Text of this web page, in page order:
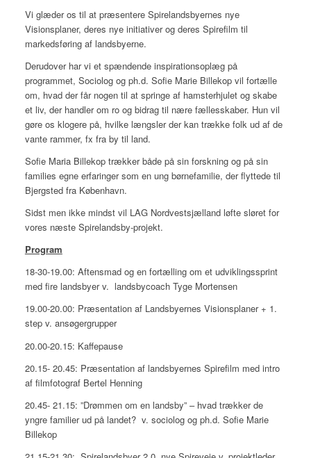
Vi glæder os til at præsentere Spirelandsbyernes nye
Visionsplaner, deres nye initiativer og deres Spirefilm til
markedsføring af landsbyerne.
Derudover har vi et spændende inspirationsoplæg på
programmet, Sociolog og ph.d. Sofie Marie Billekop vil fortælle
om, hvad der får nogen til at springe af hamsterhjulet og skabe
et liv, der handler om ro og bidrag til nære fællesskaber. Hun vil
gøre os klogere på, hvilke længsler der kan trække folk ud af de
vante rammer, fx fra by til land.
Sofie Maria Billekop trækker både på sin forskning og på sin
families egne erfaringer som en ung børnefamilie, der flyttede til
Bjergsted fra København.
Sidst men ikke mindst vil LAG Nordvestsjælland løfte sløret for
vores næste Spirelandsby-projekt.
Program
18-30-19.00: Aftensmad og en fortælling om et udviklingssprint
med fire landsbyer v. landsbycoach Tyge Mortensen
19.00-20.00: Præsentation af Landsbyernes Visionsplaner + 1.
step v. ansøgergrupper
20.00-20.15: Kaffepause
20.15- 20.45: Præsentation af landsbyernes Spirefilm med intro
af filmfotograf Bertel Henning
20.45- 21.15: ”Drømmen om en landsby” – hvad trækker de
yngre familier ud på landet? v. sociolog og ph.d. Sofie Marie
Billekop